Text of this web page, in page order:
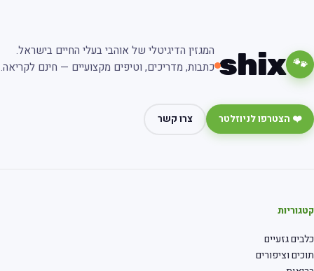
🐾
shix
המגזין הדיגיטלי של אוהבי בעלי החיים בישראל.
כתבות, מדריכים, וטיפים מקצועיים — חינם לקריאה.
❤️ הצטרפו לניוזלטר צרו קשר
גזעיים
וציפורים